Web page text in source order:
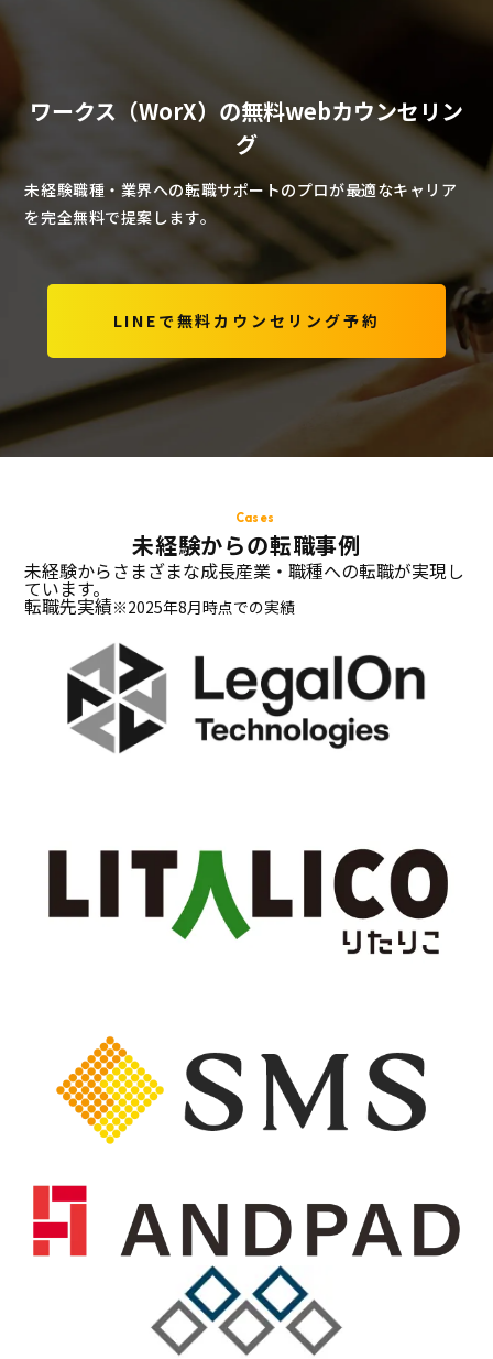
ワークス（WorX）の無料webカウンセリン
グ
未経験職種・業界への転職サポートのプロが最適なキャリア
を完全無料で提案します。
LINEで無料カウンセリング予約
Cases
未経験からの転職事例
未経験からさまざまな成長産業・職種への転職が実現し
ています。
転職先実績※2025年8月時点での実績